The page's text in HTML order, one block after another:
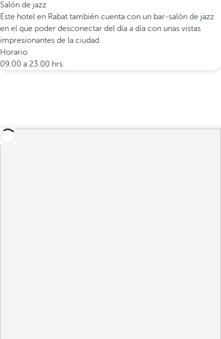
Salón de jazz
Este hotel en Rabat también cuenta con un bar-salón de jazz
en el que poder desconectar del día a día con unas vistas
impresionantes de la ciudad.
Horario
09.00 a 23.00 hrs.